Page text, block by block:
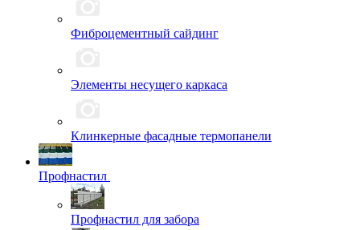
Фиброцементный сайдинг
Элементы несущего каркаса
Клинкерные фасадные термопанели
Профнастил
Профнастил для забора